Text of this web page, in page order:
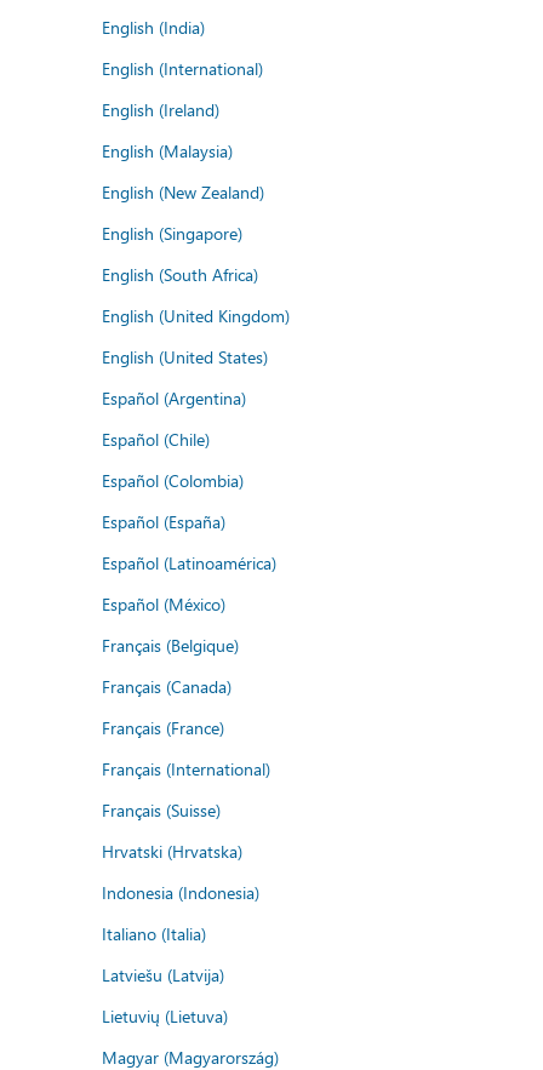
English (India)
English (International)
English (Ireland)
English (Malaysia)
English (New Zealand)
English (Singapore)
English (South Africa)
English (United Kingdom)
English (United States)
Español (Argentina)
Español (Chile)
Español (Colombia)
Español (España)
Español (Latinoamérica)
Español (México)
Français (Belgique)
Français (Canada)
Français (France)
Français (International)
Français (Suisse)
Hrvatski (Hrvatska)
Indonesia (Indonesia)
Italiano (Italia)
Latviešu (Latvija)
Lietuvių (Lietuva)
Magyar (Magyarország)